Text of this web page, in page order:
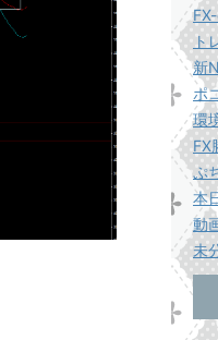
ト
新
ポ
環
ぷ
本
動
未